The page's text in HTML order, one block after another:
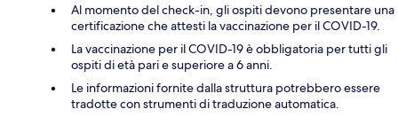
Al momento del check-in, gli ospiti devono presentare una
certificazione che attesti la vaccinazione per il COVID-19.
La vaccinazione per il COVID-19 è obbligatoria per tutti gli
ospiti di età pari e superiore a 6 anni.
Le informazioni fornite dalla struttura potrebbero essere
tradotte con strumenti di traduzione automatica.